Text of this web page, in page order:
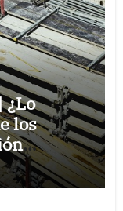
¿Lo
los
proyectos